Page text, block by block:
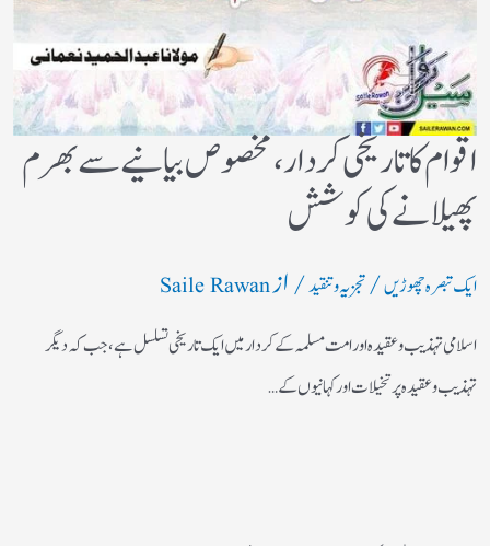
اقوام کا تاریخی کردار،مخصوص بیانیے سے بھرم
پھیلانے کی کوشش
ایک تبصرہ چھوڑیں/تجزیہ و تنقید/ ازSaile Rawan
اسلامی تہذیب و عقیدہ اور امت مسلمہ کے کردار میں ایک تاریخی تسلسل ہے، جب کہ دیگر
تہذیب و عقیدہ پر تخیلات اور کہانیوں کے…